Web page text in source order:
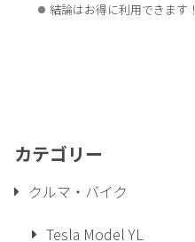
結論はお得に利用できます！
カテゴリー
クルマ・バイク
Tesla Model YL